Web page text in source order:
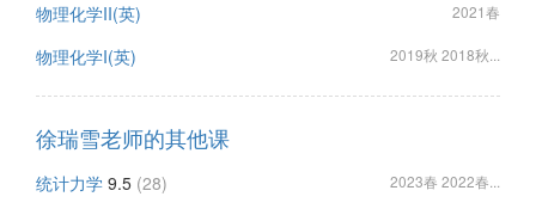
物理化学II(英) 2021春
物理化学I(英) 2019秋 2018秋...
徐瑞雪老师的其他课
统计力学 9.5 (28) 2023春 2022春...